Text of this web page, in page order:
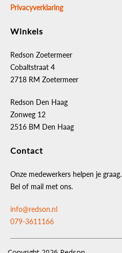
Privacyverklaring
Winkels
Redson Zoetermeer
Cobaltstraat 4
2718 RM Zoetermeer
Redson Den Haag
Zonweg 12
2516 BM Den Haag
Contact
Onze medewerkers helpen je graag.
Bel of mail met ons.
info@redson.nl
079-3611166